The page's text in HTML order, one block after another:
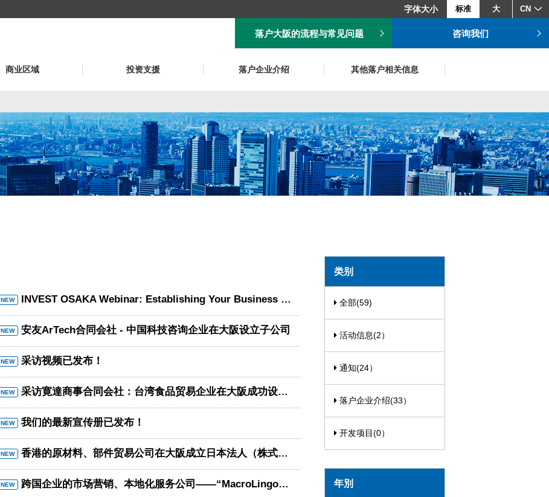
字体大小 标准 大 CN
落户大阪的流程与常见问题 咨询我们
商业区域 投资支援 落户企业介绍 其他落户相关信息
NEW INVEST OSAKA Webinar: Establishing Your Business in Osaka - Cultural, Legal & Visa Insights
NEW 安友ArTech合同会社 - 中国科技咨询企业在大阪设立子公司
NEW 采访视频已发布！
NEW 采访寛達商事合同会社：台湾食品贸易企业在大阪成功设立日本法人
NEW 我们的最新宣传册已发布！
NEW 香港的原材料、部件贸易公司在大阪成立日本法人（株式会社C&M JAPAN）
NEW 跨国企业的市场营销、本地化服务公司——“MacroLingo”将总公司迁移至大阪
类别
全部(59)
活动信息(2）
通知(24）
落户企业介绍(33）
开发项目(0）
年別